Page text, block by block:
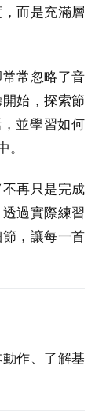
而是充滿層
常忽略了音
始，探索節
並學習如何
再只是完成
過實際練習
，讓每一首
作、了解基